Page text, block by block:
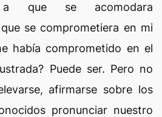
a que se acomodara
se comprometiera en mi
había comprometido en el
Puede ser. Pero no
afirmarse sobre los
pronunciar nuestro